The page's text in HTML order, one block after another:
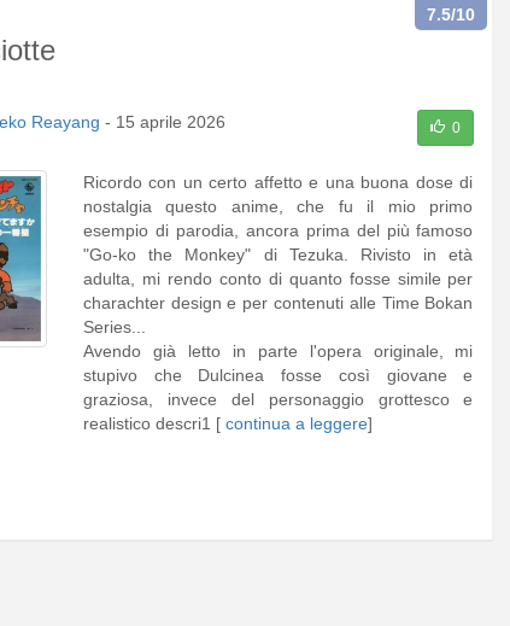
7.5/10
Reayang - 15 aprile 2026 0
Ricordo con un certo affetto e una buona dose di
nostalgia questo anime, che fu il mio primo
esempio di parodia, ancora prima del più famoso
"Go-ko the Monkey" di Tezuka. Rivisto in età
adulta, mi rendo conto di quanto fosse simile per
charachter design e per contenuti alle Time Bokan
Series...
Avendo già letto in parte l'opera originale, mi
stupivo che Dulcinea fosse così giovane e
graziosa, invece del personaggio grottesco e
realistico descri1 [ continua a leggere]